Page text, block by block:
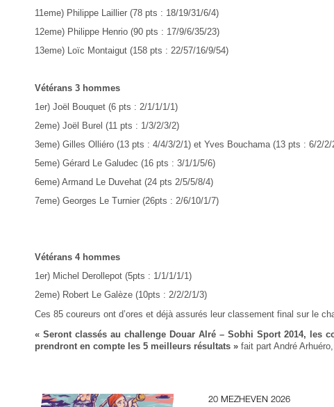
11eme) Philippe Laillier (78 pts : 18/19/31/6/4)
12eme) Philippe Henrio (90 pts : 17/9/6/35/23)
13eme) Loïc Montaigut (158 pts : 22/57/16/9/54)
Vétérans 3 hommes
1er) Joël Bouquet (6 pts : 2/1/1/1/1)
2eme) Joël Burel (11 pts : 1/3/2/3/2)
3eme) Gilles Olliéro (13 pts : 4/4/3/2/1) et Yves Bouchama (13 pts : 6/2/2/
5eme) Gérard Le Galudec (16 pts : 3/1/1/5/6)
6eme) Armand Le Duvehat (24 pts 2/5/5/8/4)
7eme) Georges Le Turnier (26pts : 2/6/10/1/7)
Vétérans 4 hommes
1er) Michel Derollepot (5pts : 1/1/1/1/1)
2eme) Robert Le Galèze (10pts : 2/2/2/1/3)
Ces 85 coureurs ont d’ores et déjà assurés leur classement final sur le
« Seront classés au challenge Douar Alré – Sobhi Sport 2014, les
prendront en compte les 5 meilleurs résultats » fait part André
20 MEZHEVEN 2026